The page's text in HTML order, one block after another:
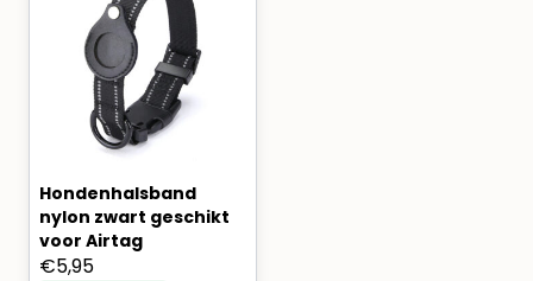
Hondenhalsband
nylon zwart geschikt
voor Airtag
€5,95